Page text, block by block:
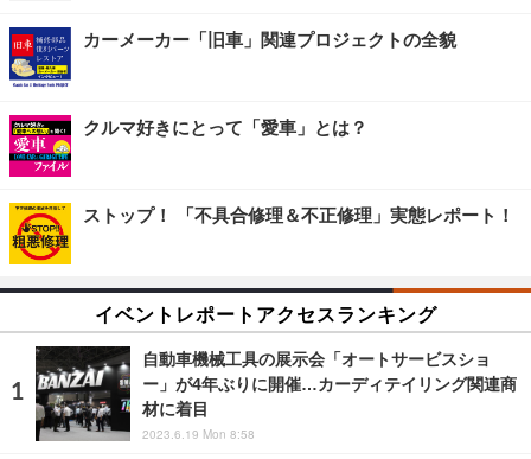
カーメーカー「旧車」関連プロジェクトの全貌
クルマ好きにとって「愛車」とは？
ストップ！ 「不具合修理＆不正修理」実態レポート！
イベントレポートアクセスランキング
自動車機械工具の展示会「オートサービスショ
ー」が4年ぶりに開催…カーディテイリング関連商
材に着目
2023.6.19 Mon 8:58